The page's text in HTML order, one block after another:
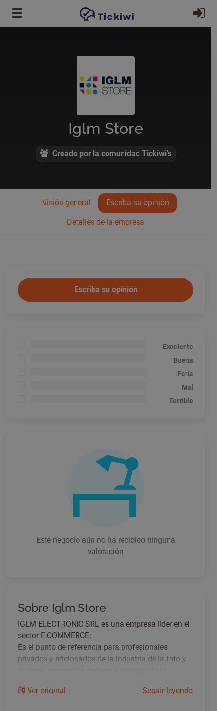
Iglm Store
Creado por la comunidad Tickiwi's
Visión general Escriba su opinión
Detalles de la empresa
Escriba su opinión
Excelente
Buena
Feria
Mal
Terrible
Este negocio aún no ha recibido ninguna
valoración
Sobre Iglm Store
IGLM ELECTRONIC SRL es una empresa líder en el
sector E-COMMERCE:
Es el punto de referencia para profesionales
privados y aficionados de la industria de la foto y
nuestra tienda online puedes comprar las mejores
Ver original Seguir leyendo